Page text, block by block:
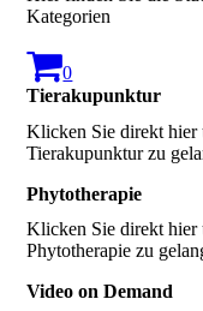
Kategorien
0
Tierakupunktur
Klicken Sie direkt hier
Tierakupunktur zu
Phytotherapie
Klicken Sie direkt hier
Phytotherapie zu
Video on Demand